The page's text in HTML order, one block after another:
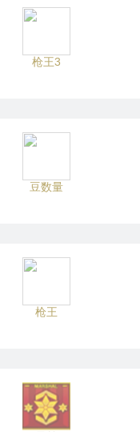
枪王3
豆数量
枪王